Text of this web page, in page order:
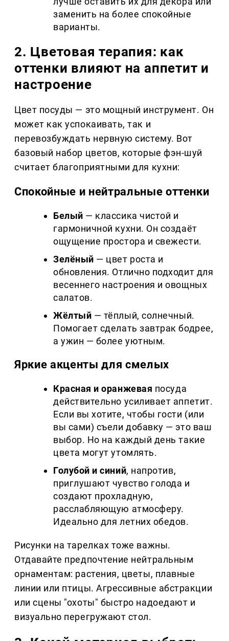
заменить на более спокойные
варианты.
2. Цветовая терапия: как
оттенки влияют на аппетит и
настроение
Цвет посуды — это мощный инструмент. Он
может как успокаивать, так и
перевозбуждать нервную систему. Вот
базовый набор цветов, которые фэн-шуй
считает благоприятными для кухни:
Спокойные и нейтральные оттенки
Белый — классика чистой и
гармоничной кухни. Он создаёт
ощущение простора и свежести.
Зелёный — цвет роста и
обновления. Отлично подходит для
весеннего настроения и овощных
салатов.
Жёлтый — тёплый, солнечный.
Помогает сделать завтрак бодрее,
а ужин — более уютным.
Яркие акценты для смелых
Красная и оранжевая посуда
действительно усиливает аппетит.
Если вы хотите, чтобы гости (или
вы сами) съели добавку — это ваш
выбор. Но на каждый день такие
цвета могут утомлять.
Голубой и синий, напротив,
приглушают чувство голода и
создают прохладную,
расслабляющую атмосферу.
Идеально для летних обедов.
Рисунки на тарелках тоже важны.
Отдавайте предпочтение нейтральным
орнаментам: растения, цветы, плавные
линии или птицы. Агрессивные абстракции
или сцены "охоты" быстро надоедают и
визуально перегружают стол.